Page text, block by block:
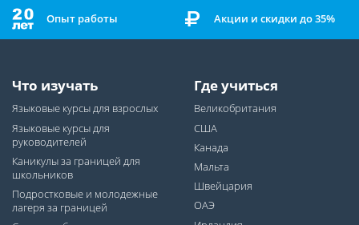
Опыт работы Акции и скидки до 35%
Что изучать
Языковые курсы для взрослых
Языковые курсы для
руководителей
Каникулы за границей для
школьников
Подростковые и молодежные
лагеря за границей
Где учиться
Великобритания
США
Канада
Мальта
Швейцария
ОАЭ